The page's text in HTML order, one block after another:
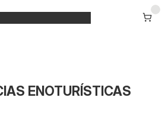
ENOTURÍSTICAS